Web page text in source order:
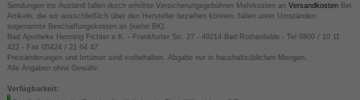
Sendungen ins Ausland fallen durch erhöhte Versicherungsgebühren Mehrkosten an VersandkostenBei
Artikeln, die wir ausschließlich über den Hersteller beziehen können, fallen unter Umständen
sogenannte Beschaffungskosten an (siehe BK).
Bad Apotheke Henning Fichter e.K. - Frankfurter Str. 27 - 49214 Bad Rothenfelde - Tel 0800 / 10 11
422 - Fax 05424 / 21 64 47
Preisänderungen und Irrtümer sind vorbehalten. Abgabe nur in haushaltsüblichen Mengen.
Alle Angaben ohne Gewähr.
Verfügbarkeit: